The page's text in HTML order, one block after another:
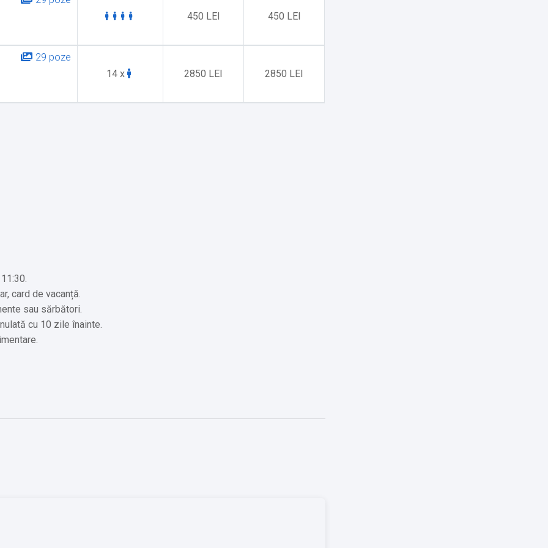
450 LEI 450 LEI
29 poze
14 x 2850 LEI 2850 LEI
card de vacanță.
sau sărbători.
cu 10 zile înainte.